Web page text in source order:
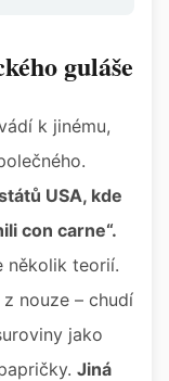
guláše
k jinému,
USA, kde
con carne“.
několik teorií.
nouze – chudí
jako
Jiná